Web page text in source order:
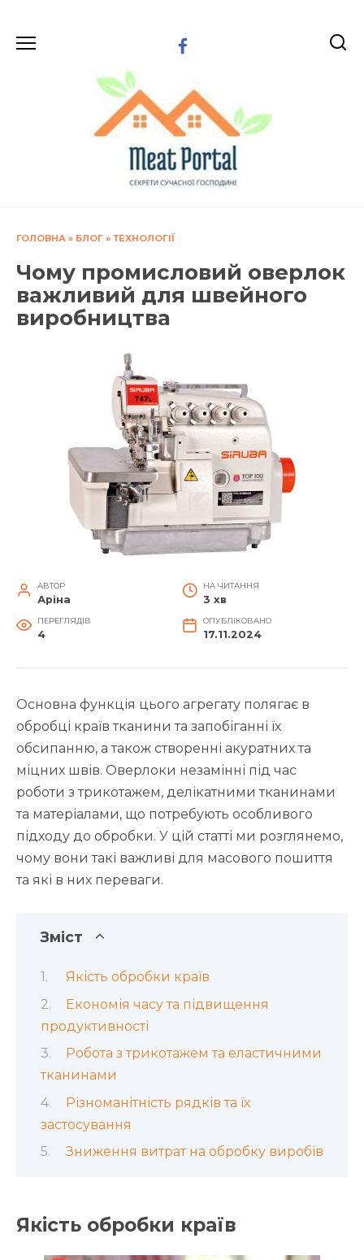
вмісту
ГОЛОВНА » БЛОГ » ТЕХНОЛОГІЇ
Чому промисловий оверлок
важливий для швейного
виробництва
АВТОР
Аріна
НА ЧИТАННЯ
3 хв
ПЕРЕГЛЯДІВ
4
ОПУБЛІКОВАНО
17.11.2024
Основна функція цього агрегату полягає в
обробці країв тканини та запобіганні їх
обсипанню, а також створенні акуратних та
міцних швів. Оверлоки незамінні під час
роботи з трикотажем, делікатними тканинами
та матеріалами, що потребують особливого
підходу до обробки. У цій статті ми розглянемо,
чому вони такі важливі для масового пошиття
та які в них переваги.
Зміст
Якість обробки країв
Економія часу та підвищення
продуктивності
Робота з трикотажем та еластичними
тканинами
Різноманітність рядків та їх
застосування
Зниження витрат на обробку виробів
Якість обробки країв